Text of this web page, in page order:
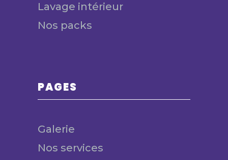
Lavage intérieur
Nos packs
PAGES
Galerie
Nos services